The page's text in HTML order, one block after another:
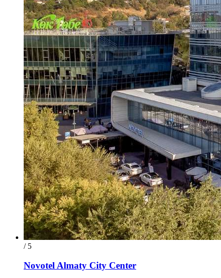
/ 5
Novotel Almaty City Center